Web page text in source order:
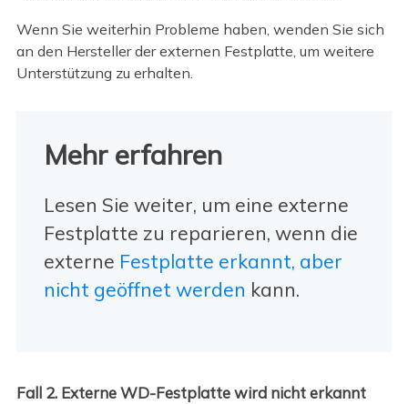
Wenn Sie weiterhin Probleme haben, wenden Sie sich
an den Hersteller der externen Festplatte, um weitere
Unterstützung zu erhalten.
Mehr erfahren
Lesen Sie weiter, um eine externe
Festplatte zu reparieren, wenn die
externe Festplatte erkannt, aber
nicht geöffnet werden kann.
Fall 2. Externe WD-Festplatte wird nicht erkannt